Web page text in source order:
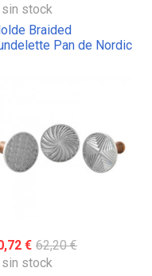
sin stock
Braided
Pan de Nordic
€ 62,20 €
sin stock